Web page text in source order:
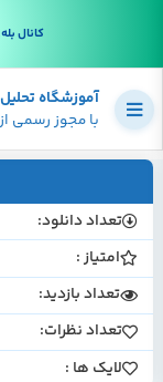
کانال
آموزشگاه
با مجوز رسمی
تعداد دانلود:
امتیاز :
تعداد بازدید:
تعداد نظرات:
لایک ها :